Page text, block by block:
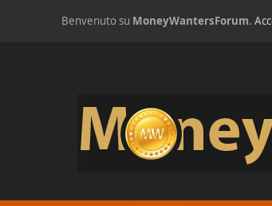
Benvenuto su MoneyWantersForum.